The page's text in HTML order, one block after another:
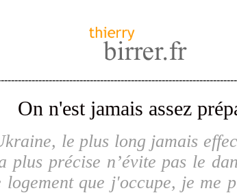
On n'est jamais assez
le plus long jamais
précise n’évite pas le
que j'occupe, je me